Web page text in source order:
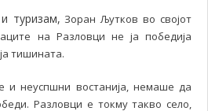
и туризам, Зоран Љутков во својот
на Разловци не ја победија
тишината.
и неуспшни востанија, немаше да
Разловци е токму такво село,